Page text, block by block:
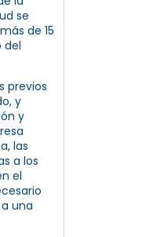
se
de 15
del
previos
y
y
las
a los
el
una